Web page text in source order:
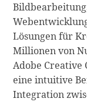
Lösungen für
Millionen von
Adobe Creative
eine intuitive
Integration